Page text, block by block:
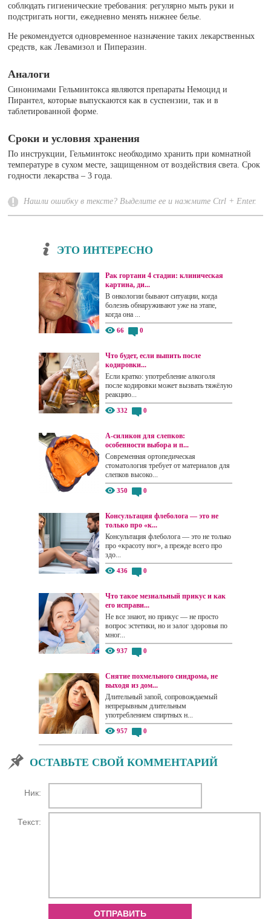
соблюдать гигиенические требования: регулярно мыть руки и
подстригать ногти, ежедневно менять нижнее белье.
Не рекомендуется одновременное назначение таких лекарственных
средств, как Левамизол и Пиперазин.
Аналоги
Синонимами Гельминтокса являются препараты Немоцид и
Пирантел, которые выпускаются как в суспензии, так и в
таблетированной форме.
Сроки и условия хранения
По инструкции, Гельминтокс необходимо хранить при комнатной
температуре в сухом месте, защищенном от воздействия света. Срок
годности лекарства – 3 года.
Нашли ошибку в тексте? Выделите ее и нажмите Ctrl + Enter.
ЭТО ИНТЕРЕСНО
Рак гортани 4 стадии: клиническая
картина, ди...
В онкологии бывают ситуации, когда
болезнь обнаруживают уже на этапе,
когда она ...
66 0
Что будет, если выпить после
кодировки...
Если кратко: употребление алкоголя
после кодировки может вызвать тяжёлую
реакцию...
332 0
А-силикон для слепков:
особенности выбора и п...
Современная ортопедическая
стоматология требует от материалов для
слепков высоко...
350 0
Консультация флеболога — это не
только про «к...
Консультация флеболога — это не только
про «красоту ног», а прежде всего про
здо...
436 0
Что такое мезиальный прикус и как
его исправи...
Не все знают, но прикус — не просто
вопрос эстетики, но и залог здоровья по
мног...
937 0
Снятие похмельного синдрома, не
выходя из дом...
Длительный запой, сопровождаемый
непрерывным длительным
употреблением спиртных н...
957 0
ОСТАВЬТЕ СВОЙ КОММЕНТАРИЙ
Ник:
Текст:
ОТПРАВИТЬ